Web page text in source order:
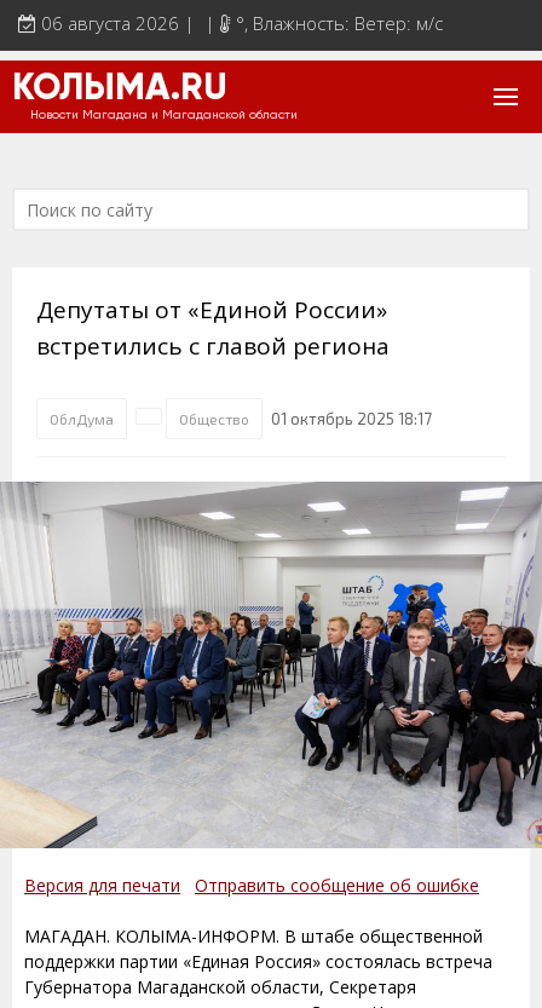
06 августа 2026 | | °, Влажность: Ветер: м/с
КОЛЫМА.RU
Новости Магадана и Магаданской области
Депутаты от «Единой России»
встретились с главой региона
ОблДума Общество 01 октябрь 2025 18:17
Версия для печати Отправить сообщение об ошибке
МАГАДАН. КОЛЫМА-ИНФОРМ. В штабе общественной
поддержки партии «Единая Россия» состоялась встреча
Губернатора Магаданской области, Секретаря